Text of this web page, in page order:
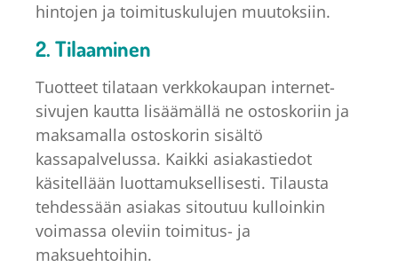
hintojen ja toimituskulujen muutoksiin.
2. Tilaaminen
Tuotteet tilataan verkkokaupan internet-
sivujen kautta lisäämällä ne ostoskoriin ja
maksamalla ostoskorin sisältö
kassapalvelussa. Kaikki asiakastiedot
käsitellään luottamuksellisesti. Tilausta
tehdessään asiakas sitoutuu kulloinkin
voimassa oleviin toimitus- ja
maksuehtoihin.